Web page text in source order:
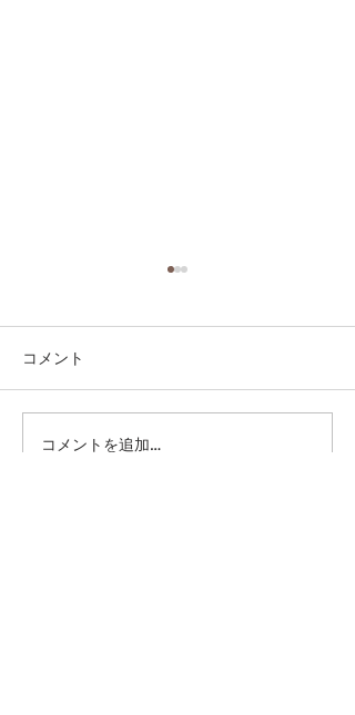
第41回日本クラブユース
コメント
コメントを追加…